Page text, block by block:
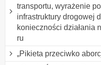
transportu, wyrażenie
infrastruktury drogowej
konieczności działania
ru
„Pikieta przeciwko